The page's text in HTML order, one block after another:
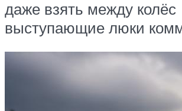
даже взять между колёс
выступающие люки